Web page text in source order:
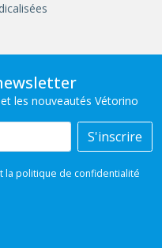
les nouveautés Vétorino
S'inscrire
la politique de confidentialité